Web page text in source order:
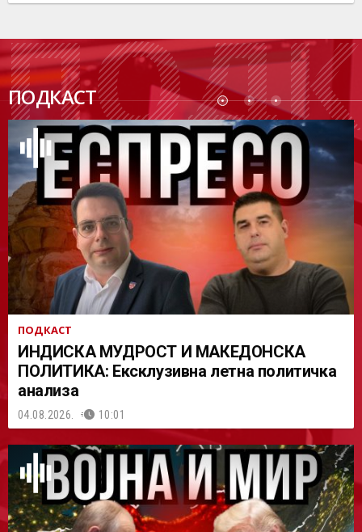
ПОДКАСТ
ПОДК
АСТ
ПОДКАСТ
ИНДИСКА МУДРОСТ И МАКЕДОНСКА
ПОЛИТИКА: Ексклузивна летна политичка
анализа
04.08.2026. 10:01